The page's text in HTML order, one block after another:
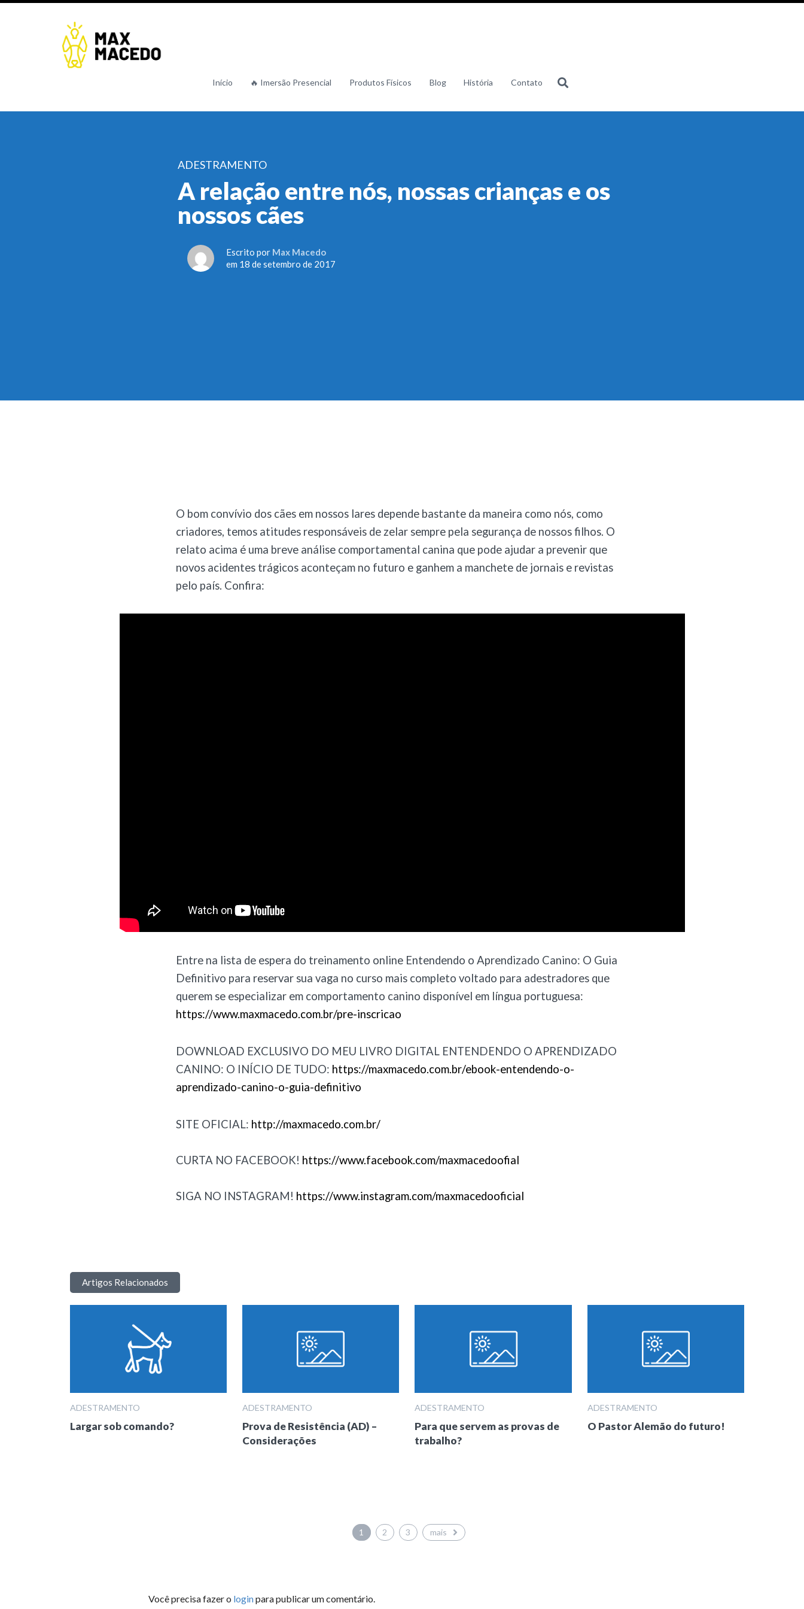
Início 🔥 Imersão Presencial Produtos Físicos Blog História Contato
ADESTRAMENTO
A relação entre nós, nossas crianças e os
nossos cães
Escrito por Max Macedo
em 18 de setembro de 2017
O bom convívio dos cães em nossos lares depende bastante da maneira como nós, como
criadores, temos atitudes responsáveis de zelar sempre pela segurança de nossos filhos. O
relato acima é uma breve análise comportamental canina que pode ajudar a prevenir que
novos acidentes trágicos aconteçam no futuro e ganhem a manchete de jornais e revistas
pelo país. Confira:
Entre na lista de espera do treinamento online Entendendo o Aprendizado Canino: O Guia
Definitivo para reservar sua vaga no curso mais completo voltado para adestradores que
querem se especializar em comportamento canino disponível em língua portuguesa:
https://www.maxmacedo.com.br/pre-inscricao
DOWNLOAD EXCLUSIVO DO MEU LIVRO DIGITAL ENTENDENDO O APRENDIZADO
CANINO: O INÍCIO DE TUDO: https://maxmacedo.com.br/ebook-entendendo-o-
aprendizado-canino-o-guia-definitivo
SITE OFICIAL: http://maxmacedo.com.br/
CURTA NO FACEBOOK! https://www.facebook.com/maxmacedoofial
SIGA NO INSTAGRAM! https://www.instagram.com/maxmacedooficial
Artigos Relacionados
ADESTRAMENTO
Largar sob comando?
ADESTRAMENTO
Prova de Resistência (AD) –
Considerações
ADESTRAMENTO
Para que servem as provas de
trabalho?
ADESTRAMENTO
O Pastor Alemão do futuro!
1 2 3 mais
Você precisa fazer o loginpara publicar um comentário.